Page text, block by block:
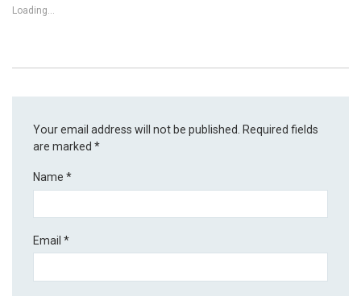
Loading...
Your email address will not be published.
Required fields
are marked*
Name*
Email*